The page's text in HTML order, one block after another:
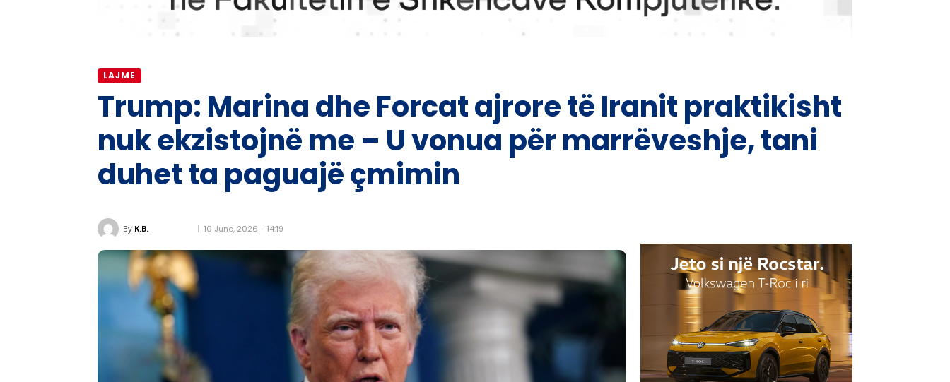
LAJME
Trump: Marina dhe Forcat ajrore të Iranit praktikisht
nuk ekzistojnë me – U vonua për marrëveshje, tani
duhet ta paguajë çmimin
By K.B. 10 June, 2026 - 14:19